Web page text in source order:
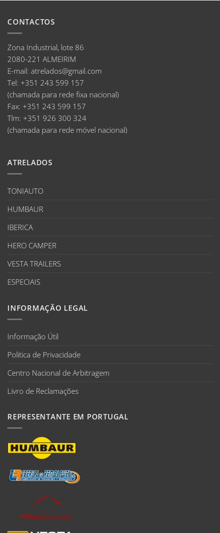
CONTACTOS
Zona Industrial, lote 86
2080-221 ALMEIRIM
E-mail: atrelados@gmail.com
Tel: +351 243 599 157
(chamada para rede fixa nacional)
Fax: +351 243 599 157
Tlm: +351 926 300 324
(chamada para rede móvel nacional)
ATRELADOS
TONIAUTO
HUMBAUR
IBERICA
HERO CAMPER
VESTA TRAILERS
ESPECIAIS
INFORMAÇÃO LEGAL
Informação Útil
Politica de Privacidade
Centro Nacional de Arbitragem
Livro de Reclamações
REPRESENTANTE EM PORTUGAL